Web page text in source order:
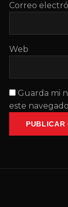
Correo
Web
Guarda mi
este
PUBLICAR